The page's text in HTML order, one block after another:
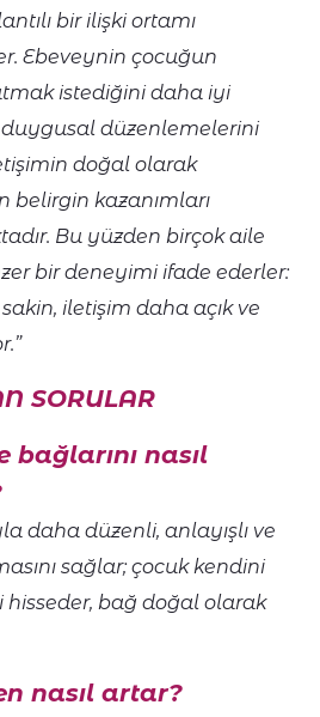
bir ilişki ortamı
Ebeveynin çocuğun
istediğini daha iyi
düzenlemelerini
doğal olarak
belirgin kazanımları
Bu yüzden birçok aile
bir deneyimi ifade ederler:
iletişim daha açık ve
SORULAR
nasıl
daha düzenli, anlayışlı ve
sağlar; çocuk kendini
bağ doğal olarak
nasıl artar?